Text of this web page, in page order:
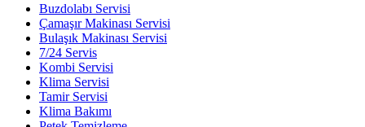
Buzdolabı Servisi
Çamaşır Makinası Servisi
Bulaşık Makinası Servisi
7/24 Servis
Kombi Servisi
Klima Servisi
Tamir Servisi
Klima Bakımı